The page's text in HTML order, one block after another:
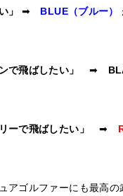
」 ➡ BLUE（ブルー）
で飛ばしたい」 ➡
ーで飛ばしたい」 ➡
アゴルファーにも最高